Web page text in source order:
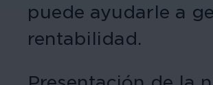
puede ayudarle a
rentabilidad.